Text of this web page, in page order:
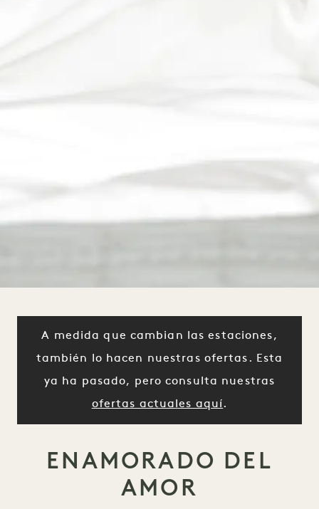
A medida que cambian las estaciones,
también lo hacen nuestras ofertas. Esta
ya ha pasado, pero consulta nuestras
ofertas actuales aquí .
ENAMORADO DEL
AMOR